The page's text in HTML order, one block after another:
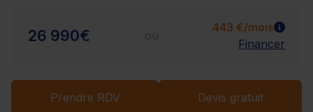
26 990€
443 €/mois
Financer
Prendre RDV Devis gratuit